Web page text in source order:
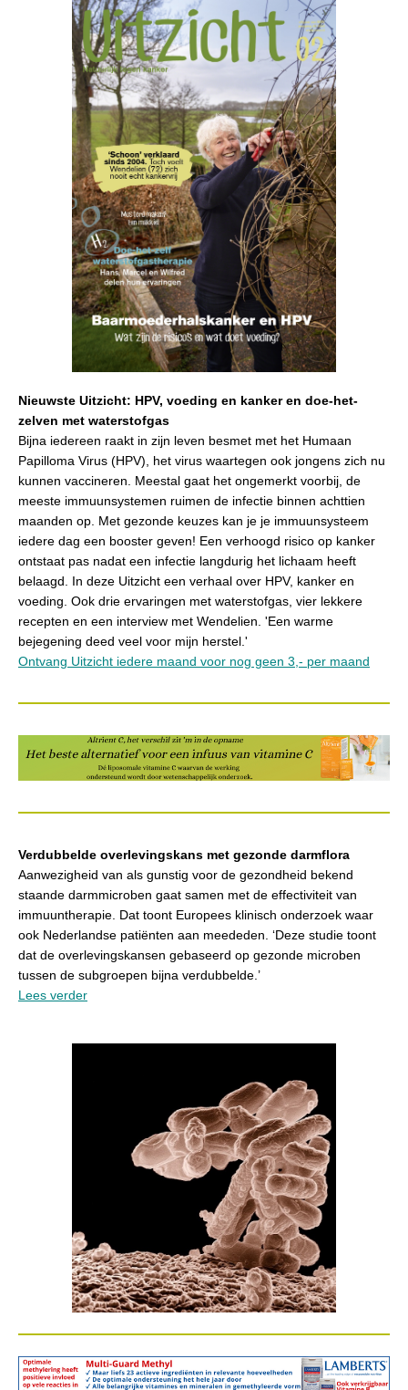
Nieuwste Uitzicht: HPV, voeding en kanker en doe-het-
zelven met waterstofgas
Bijna iedereen raakt in zijn leven besmet met het Humaan
Papilloma Virus (HPV), het virus waartegen ook jongens zich nu
kunnen vaccineren. Meestal gaat het ongemerkt voorbij, de
meeste immuunsystemen ruimen de infectie binnen achttien
maanden op. Met gezonde keuzes kan je je immuunsysteem
iedere dag een booster geven! Een verhoogd risico op kanker
ontstaat pas nadat een infectie langdurig het lichaam heeft
belaagd. In deze Uitzicht een verhaal over HPV, kanker en
voeding. Ook drie ervaringen met waterstofgas, vier lekkere
recepten en een interview met Wendelien. 'Een warme
bejegening deed veel voor mijn herstel.'
Ontvang Uitzicht iedere maand voor nog geen 3,- per maand
Verdubbelde overlevingskans met gezonde darmflora
Aanwezigheid van als gunstig voor de gezondheid bekend
staande darmmicroben gaat samen met de effectiviteit van
immuuntherapie. Dat toont Europees klinisch onderzoek waar
ook Nederlandse patiënten aan meededen. ‘Deze studie toont
dat de overlevingskansen gebaseerd op gezonde microben
tussen de subgroepen bijna verdubbelde.’
Lees verder